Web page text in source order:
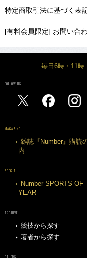
特定商取引法に基づく表
[有料会員限定] お問い合
毎日6時・11時
FOLLOW US
MAGAZINE
雑誌『Number』購読
内
SPECIAL
Number SPORTS OF
YEAR
ARCHIVE
競技から探す
著者から探す
OTHERS